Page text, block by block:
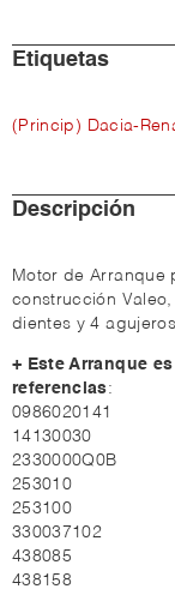
Etiquetas
(Princip) Dacia-
Descripción
Motor de Arranque
construcción
dientes y 4
+ Este Arranque
referencias:
0986020141
14130030
2330000Q0B
253010
253100
330037102
438085
438158